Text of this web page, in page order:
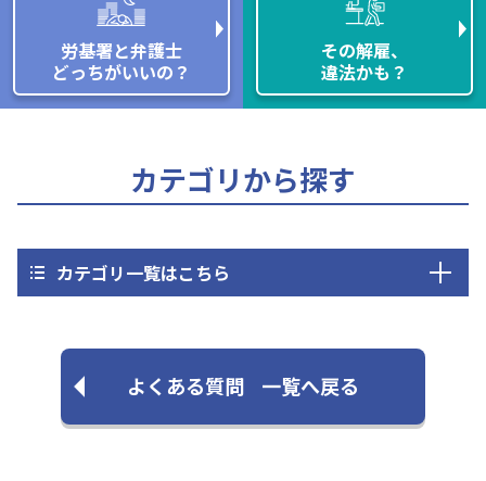
労基署と弁護士
どっちがいいの？
その解雇、
違法かも？
カテゴリから探す
カテゴリ一覧はこちら
よくある質問 一覧へ戻る